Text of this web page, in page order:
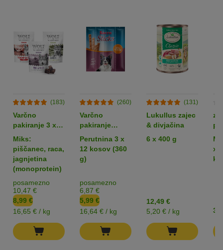
(183)
Varčno
pakiranje 3 x
180 g: Wolf of
Wilderness
Snack - Wild
Bites
Miks:
piščanec, raca,
jagnjetina
(monoprotein)
posamezno
10,47 €
8,99 €
16,65 € / kg
(260)
Varčno
pakiranje
Rocco Sticks
Perutnina 3 x
12 kosov (360
g)
posamezno
6,87 €
5,99 €
16,64 € / kg
(131)
Lukullus zajec
& divjačina
6 x 400 g
12,49 €
5,20 € / kg
x